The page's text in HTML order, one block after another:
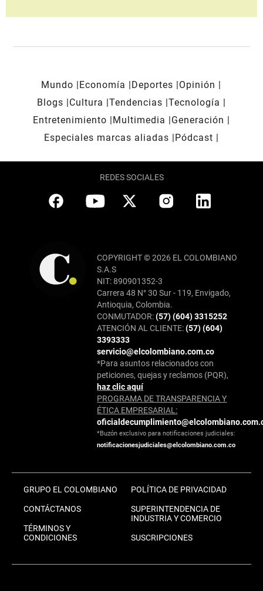
Mundo Economía Deportes
Opinión
Blogs
Cultura Tendencias Tecnología
Entretenimiento
Multimedia
Generación
Especiales marcas aliadas
Pódcast
REDES SOCIALES
COPYRIGHT © 2026 EL COLOMBIANO
S.A.S
NIT: 890901352-3
Carrera 48 N° 30 Sur - 119, Envigado,
Antioquia, Colombia.
CONMUTADOR:(57) (604) 3315252
ATENCIÓN AL CLIENTE:(57) (604)
3393333
servicio@elcolombiano.com.co
*Para asuntos relacionados con
peticiones, quejas y reclamos (PQR),
haz clic aquí
PROGRAMA DE TRANSPARENCIA Y
ÉTICA EMPRESARIAL:
*Buzón exclusivo para notificaciones judiciales:
notificacionesjudiciales@elcolombiano.com.co
GRUPO EL COLOMBIANO
CONTÁCTANOS
TÉRMINOS Y
CONDICIONES
POLÍTICA DE PRIVACIDAD
SUPERINTENDENCIA DE
INDUSTRIA Y COMERCIO
SUSCRIPCIONES